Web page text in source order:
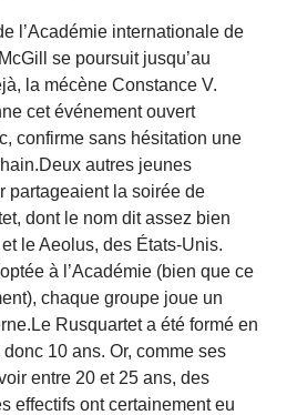
l’Académie internationale de
se poursuit jusqu’au
la mécène Constance V.
cet événement ouvert
confirme sans hésitation une
autres jeunes
partageaient la soirée de
dont le nom dit assez bien
le Aeolus, des États-Unis.
à l’Académie (bien que ce
chaque groupe joue un
Rusquartet a été formé en
10 ans. Or, comme ses
entre 20 et 25 ans, des
effectifs ont certainement eu